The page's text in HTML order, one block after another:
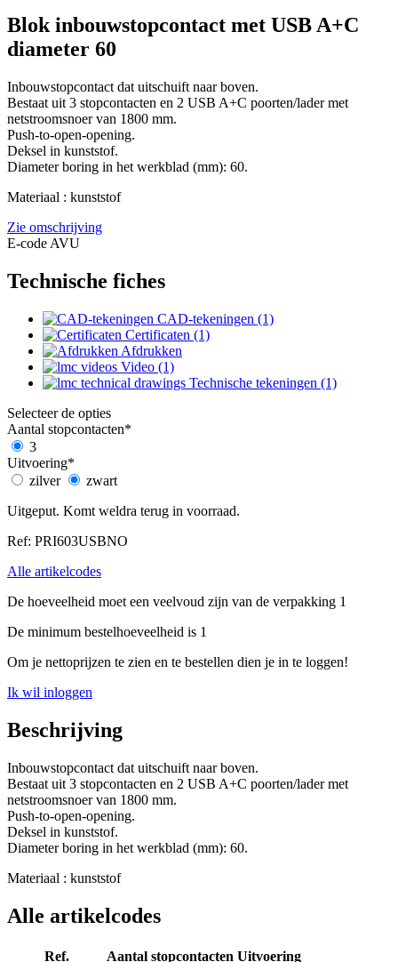
Blok inbouwstopcontact met USB A+C
diameter 60
Inbouwstopcontact dat uitschuift naar boven.
Bestaat uit 3 stopcontacten en 2 USB A+C poorten/lader met
netstroomsnoer van 1800 mm.
Push-to-open-opening.
Deksel in kunststof.
Diameter boring in het werkblad (mm): 60.
Materiaal : kunststof
Zie omschrijving
E-code AVU
Technische fiches
CAD-tekeningen (1)
Certificaten (1)
Afdrukken
Video (1)
Technische tekeningen (1)
Selecteer de opties
Aantal stopcontacten*
3
Uitvoering*
zilver
zwart
Uitgeput. Komt weldra terug in voorraad.
Ref: PRI603USBNO
Alle artikelcodes
De hoeveelheid moet een veelvoud zijn van de verpakking 1
De minimum bestelhoeveelheid is 1
Om je nettoprijzen te zien en te bestellen dien je in te loggen!
Ik wil inloggen
Beschrijving
Inbouwstopcontact dat uitschuift naar boven.
Bestaat uit 3 stopcontacten en 2 USB A+C poorten/lader met
netstroomsnoer van 1800 mm.
Push-to-open-opening.
Deksel in kunststof.
Diameter boring in het werkblad (mm): 60.
Materiaal : kunststof
Alle artikelcodes
Ref. Aantal stopcontacten Uitvoering